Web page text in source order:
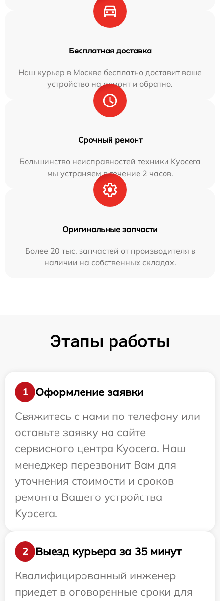
Бесплатная доставка
Наш курьер в Москве бесплатно доставит ваше
устройство на ремонт и обратно.
Срочный ремонт
Большинство неисправностей техники Kyocera
мы устраняем в течение 2 часов.
Оригинальные запчасти
Более 20 тыс. запчастей от производителя в
наличии на собственных складах.
Этапы работы
1
Оформление заявки
Свяжитесь с нами по телефону или
оставьте заявку на сайте
сервисного центра Kyocera. Наш
менеджер перезвонит Вам для
уточнения стоимости и сроков
ремонта Вашего устройства
Kyocera.
2
Выезд курьера за 35 минут
Квалифицированный инженер
приедет в оговоренные сроки для